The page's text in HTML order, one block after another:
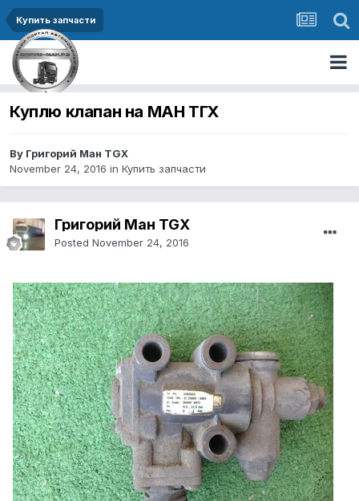
Купить запчасти
Куплю клапан на МАН ТГХ
By Григорий Ман TGX
November 24, 2016 in Купить запчасти
Григорий Ман TGX
Posted November 24, 2016